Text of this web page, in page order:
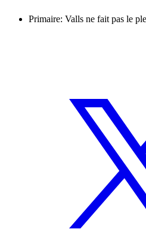
Primaire: Valls ne fait pas le